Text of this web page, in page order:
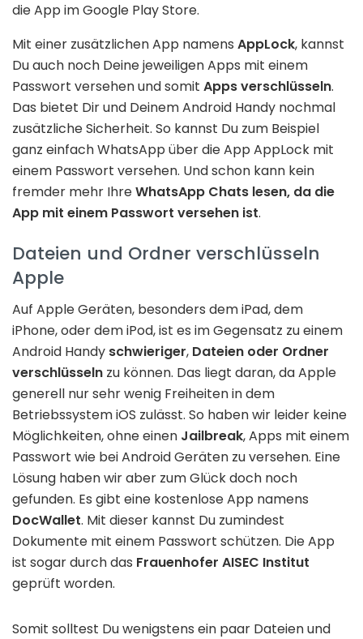
die App im Google Play Store.
Mit einer zusätzlichen App namens AppLock, kannst
Du auch noch Deine jeweiligen Apps mit einem
Passwort versehen und somit Apps verschlüsseln.
Das bietet Dir und Deinem Android Handy nochmal
zusätzliche Sicherheit. So kannst Du zum Beispiel
ganz einfach WhatsApp über die App AppLock mit
einem Passwort versehen. Und schon kann kein
fremder mehr IhreWhatsApp Chats lesen, da die
App mit einem Passwort versehen ist.
Dateien und Ordner verschlüsseln
Apple
Auf Apple Geräten, besonders dem iPad, dem
iPhone, oder dem iPod, ist es im Gegensatz zu einem
Android Handy schwieriger, Dateien oder Ordner
verschlüsseln zu können. Das liegt daran, da Apple
generell nur sehr wenig Freiheiten in dem
Betriebssystem iOS zulässt. So haben wir leider keine
Möglichkeiten, ohne einen Jailbreak, Apps mit einem
Passwort wie bei Android Geräten zu versehen. Eine
Lösung haben wir aber zum Glück doch noch
gefunden. Es gibt eine kostenlose App namens
DocWallet. Mit dieser kannst Du zumindest
Dokumente mit einem Passwort schützen. Die App
ist sogar durch das Frauenhofer AISEC Institut
geprüft worden.
Somit solltest Du wenigstens ein paar Dateien und